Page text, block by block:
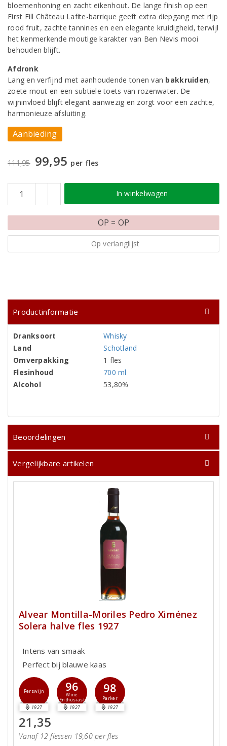
bloemenhoning en zacht eikenhout. De lange finish op een
First Fill Château Lafite-barrique geeft extra diepgang met rijp
rood fruit, zachte tannines en een elegante kruidigheid, terwijl
het kenmerkende moutige karakter van Ben Nevis mooi
behouden blijft.
Afdronk
Lang en verfijnd met aanhoudende tonen van bakkruiden,
zoete mout en een subtiele toets van rozenwater. De
wijninvloed blijft elegant aanwezig en zorgt voor een zachte,
harmonieuze afsluiting.
Aanbieding
111,95 99,95 per fles
In winkelwagen
OP = OP
Op verlanglijst
Productinformatie
Dranksoort
Whisky
Land
Schotland
Omverpakking
1 fles
Flesinhoud
700 ml
Alcohol
53,80%
Beoordelingen
Vergelijkbare artikelen
Alvear Montilla-Moriles Pedro Ximénez
Solera halve fles 1927
Intens van smaak
Perfect bij blauwe kaas
Perswijn
1927
96
Wine
Enthusiast
1927
98
Parker
1927
21,35
Vanaf 12 flessen 19,60 per fles